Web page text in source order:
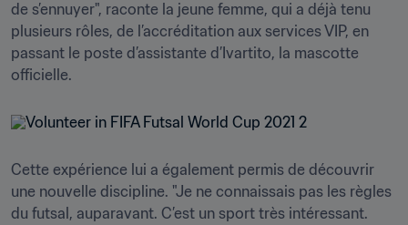
de s’ennuyer", raconte la jeune femme, qui a déjà tenu
plusieurs rôles, de l’accréditation aux services VIP, en
passant le poste d’assistante d’Ivartito, la mascotte
officielle.
Cette expérience lui a également permis de découvrir
une nouvelle discipline. "Je ne connaissais pas les règles
du futsal, auparavant. C’est un sport très intéressant.